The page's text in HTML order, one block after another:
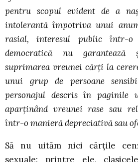
pentru scopul evident de a
intolerantă împotriva unui
rasial, interesul public într-o
democratică nu
suprimarea vreunei cărţi la
unui grup de persoane
personajul descris în paginile
aparţinând vreunei rase sau
într-o manieră depreciativă sau
Să nu uităm nici cărţile
sexuale: printre ele,